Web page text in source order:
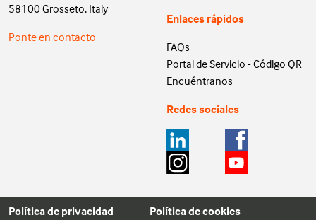
58100 Grosseto, Italy
Ponte en contacto
Enlaces rápidos
FAQs
Portal de Servicio - Código QR
Encuéntranos
Redes sociales
Política de privacidad Política de cookies